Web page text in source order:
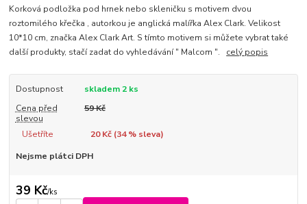
Korková podložka pod hrnek nebo skleničku s motivem dvou
roztomilého křečka , autorkou je anglická malířka Alex Clark. Velikost
10*10 cm, značka Alex Clark Art. S tímto motivem si můžete vybrat také
další produkty, stačí zadat do vyhledávání " Malcom ". celý popis
Dostupnost
skladem 2 ks
Cena před
slevou
59 Kč
Ušetříte 20 Kč (34% sleva)
Nejsme plátci DPH
39 Kč/ks